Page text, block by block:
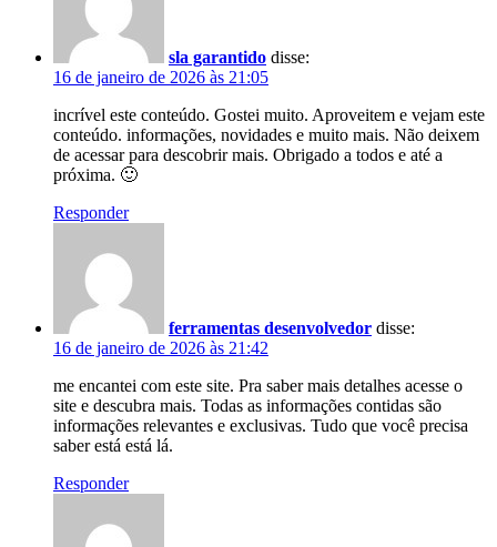
sla garantido disse:
16 de janeiro de 2026 às 21:05
incrível este conteúdo. Gostei muito. Aproveitem e vejam este
conteúdo. informações, novidades e muito mais. Não deixem
de acessar para descobrir mais. Obrigado a todos e até a
próxima. 🙂
Responder
ferramentas desenvolvedor disse:
16 de janeiro de 2026 às 21:42
me encantei com este site. Pra saber mais detalhes acesse o
site e descubra mais. Todas as informações contidas são
informações relevantes e exclusivas. Tudo que você precisa
saber está está lá.
Responder